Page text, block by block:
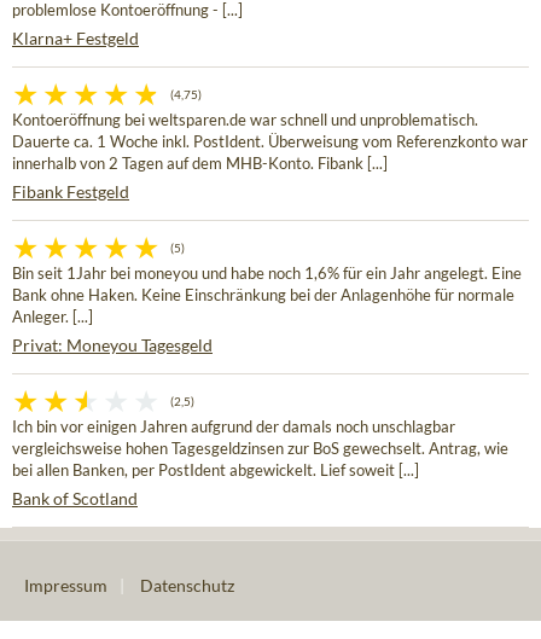
problemlose Kontoeröffnung - [...]
Klarna+ Festgeld
(4,75)
Kontoeröffnung bei weltsparen.de war schnell und unproblematisch.
Dauerte ca. 1 Woche inkl. PostIdent. Überweisung vom Referenzkonto war
innerhalb von 2 Tagen auf dem MHB-Konto. Fibank [...]
Fibank Festgeld
(5)
Bin seit 1Jahr bei moneyou und habe noch 1,6% für ein Jahr angelegt. Eine
Bank ohne Haken. Keine Einschränkung bei der Anlagenhöhe für normale
Anleger. [...]
Privat: Moneyou Tagesgeld
(2,5)
Ich bin vor einigen Jahren aufgrund der damals noch unschlagbar
vergleichsweise hohen Tagesgeldzinsen zur BoS gewechselt. Antrag, wie
bei allen Banken, per PostIdent abgewickelt. Lief soweit [...]
Bank of Scotland
Impressum Datenschutz